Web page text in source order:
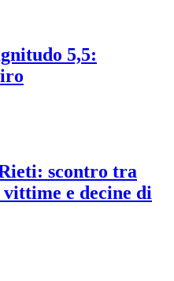
5,5:
scontro tra
vittime e decine di